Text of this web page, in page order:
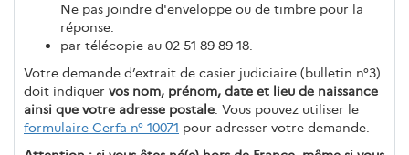
Ne pas joindre d'enveloppe ou de timbre pour la
réponse.
par télécopie au 02 51 89 89 18.
Votre demande d’extrait de casier judiciaire (bulletin n°3)
doit indiquer vos nom, prénom, date et lieu de naissance
ainsi que votre adresse postale. Vous pouvez utiliser le
formulaire Cerfa n° 10071 pour adresser votre demande.